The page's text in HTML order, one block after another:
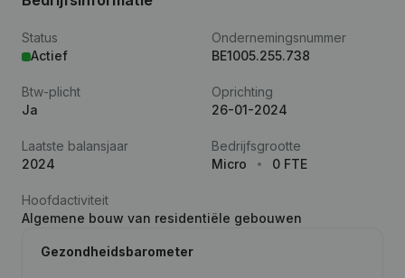
Status
Actief
Ondernemingsnummer
BE1005.255.738
Btw-plicht
Ja
Oprichting
26-01-2024
Laatste balansjaar
2024
Bedrijfsgrootte
Micro
0 FTE
Hoofdactiviteit
Algemene bouw van residentiële gebouwen
Gezondheidsbarometer